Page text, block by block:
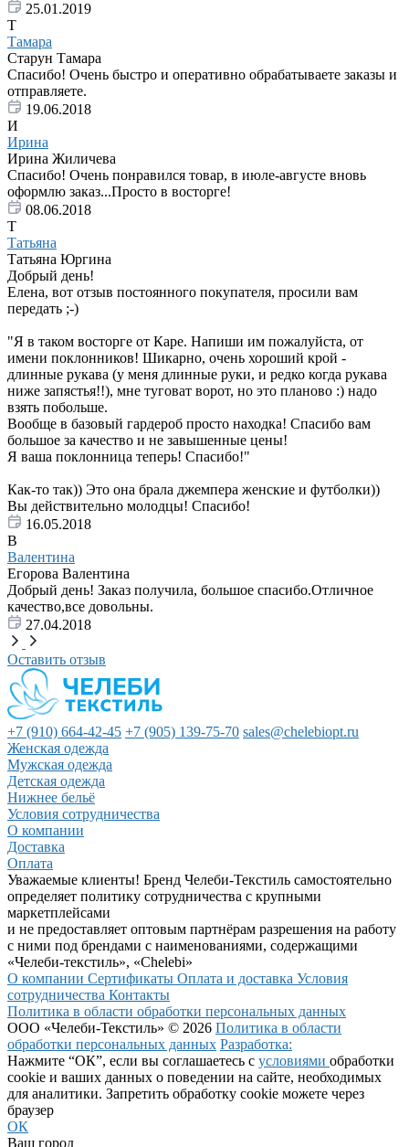
25.01.2019
Т
Тамара
Старун Тамара
Спасибо! Очень быстро и оперативно обрабатываете заказы и
отправляете.
19.06.2018
И
Ирина
Ирина Жиличева
Спасибо! Очень понравился товар, в июле-августе вновь
оформлю заказ...Просто в восторге!
08.06.2018
Т
Татьяна
Татьяна Юргина
Добрый день!
Елена, вот отзыв постоянного покупателя, просили вам
передать ;-)
"Я в таком восторге от Каре. Напиши им пожалуйста, от
имени поклонников! Шикарно, очень хороший крой -
длинные рукава (у меня длинные руки, и редко когда рукава
ниже запястья!!), мне туговат ворот, но это планово :) надо
взять побольше.
Вообще в базовый гардероб просто находка! Спасибо вам
большое за качество и не завышенные цены!
Я ваша поклонница теперь! Спасибо!"
Как-то так)) Это она брала джемпера женские и футболки))
Вы действительно молодцы! Спасибо!
16.05.2018
В
Валентина
Егорова Валентина
Добрый день! Заказ получила, большое спасибо.Отличное
качество,все довольны.
27.04.2018
Оставить отзыв
+7 (910) 664-42-45 +7 (905) 139-75-70 sales@chelebiopt.ru
Женская одежда
Мужская одежда
Детская одежда
Нижнее бельё
Условия сотрудничества
О компании
Доставка
Оплата
Уважаемые клиенты! Бренд Челеби-Текстиль самостоятельно
определяет политику сотрудничества с крупными
маркетплейсами
и не предоставляет оптовым партнёрам разрешения на работу
с ними под брендами с наименованиями, содержащими
«Челеби-текстиль», «Chelebi»
О компании Сертификаты Оплата и доставка Условия
сотрудничества Контакты
Политика в области обработки персональных данных
ООО «Челеби-Текстиль» © 2026 Политика в области
обработки персональных данных Разработка:
Нажмите “ОК”, если вы соглашаетесь с условиями обработки
cookie и ваших данных о поведении на сайте, необходимых
для аналитики. Запретить обработку cookie можете через
браузер
ОК
Ваш город